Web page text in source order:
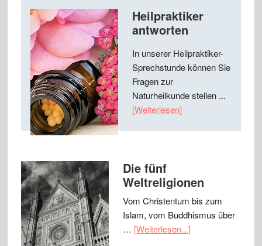
Heilpraktiker
antworten
In unserer Heilpraktiker-
Sprechstunde können Sie
Fragen zur
Naturheilkunde stellen ...
[Weiterlesen]
Die fünf
Weltreligionen
Vom Christentum bis zum
Islam, vom Buddhismus über
… [Weiterlesen...]